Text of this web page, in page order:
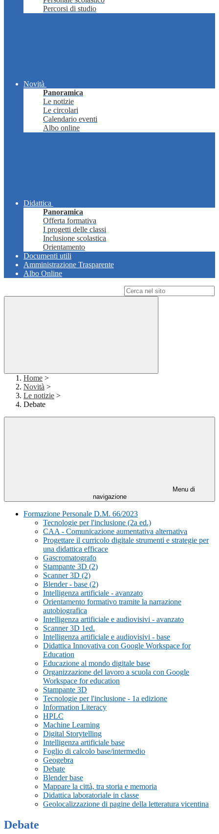
Percorsi di studio
Novità
Panoramica
Le notizie
Le circolari
Calendario eventi
Albo online
Didattica
Panoramica
Offerta formativa
I progetti delle classi
Inclusione scolastica
Orientamento
Documenti utili
Amministrazione Trasparente
Albo Online
Home >
Novità >
Le notizie >
Debate
Menu di
navigazione
Formazione Personale D.M. 66/2023
Tecnologie per l'inclusione (2a ed.)
CAA - Comunicazione aumentativa alternativa
Progettare il curricolo digitale strumenti e strategie per
una didattica efficace
Gascromatografo
Stampante 3D (2)
Scanner 3D (2)
Blender - base (2)
Intelligenza artificiale - avanzato
Orientamento formativo tramite la narrazione
autobiografica
Intelligenza artificiale e audiovisivi - avanzato
Scanner 3D 1ed.
Intelligenza artificiale e audiovisivi - base
Didattica Innovativa con Google Workspace for
Education
Educazione al mondo digitale base
Organizzazione del lavoro a scuola con Google
Workspace for education
Stampante 3D
Tecnologie per l'inclusione - 1a edizione
Information Literacy
HPLC
Machine Learning
Digital Storytelling
Intelligenza artificiale base
Foglio di calcolo base/intermedio
Geogebra
Debate
Blender base
Mappare la città, tra storia e memoria
Didattica laboratoriale in classe
Geolocalizzazione di pagine della letteratura vicentina
Debate